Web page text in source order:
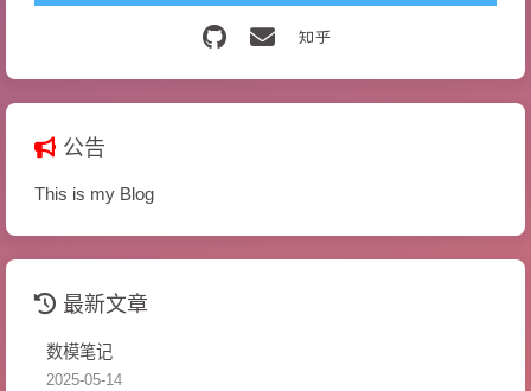
公告
This is my Blog
最新文章
数模笔记
2025-05-14